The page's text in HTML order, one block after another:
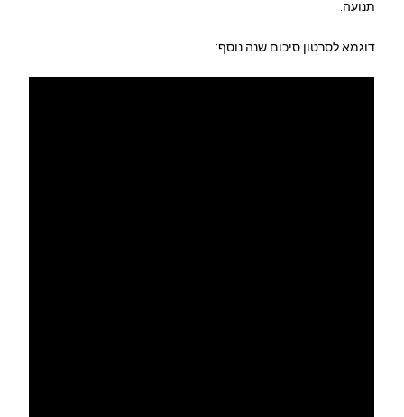
תנועה.
דוגמא לסרטון סיכום שנה נוסף: